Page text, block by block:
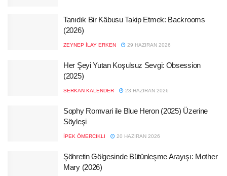
Tanıdık Bir Kâbusu Takip Etmek: Backrooms
(2026)
ZEYNEP İLAY ERKEN 29 HAZIRAN 2026
Her Şeyi Yutan Koşulsuz Sevgi: Obsession
(2025)
SERKAN KALENDER 23 HAZIRAN 2026
Sophy Romvari ile Blue Heron (2025) Üzerine
Söyleşi
İPEK ÖMERCIKLI 20 HAZIRAN 2026
Şöhretin Gölgesinde Bütünleşme Arayışı: Mother
Mary (2026)